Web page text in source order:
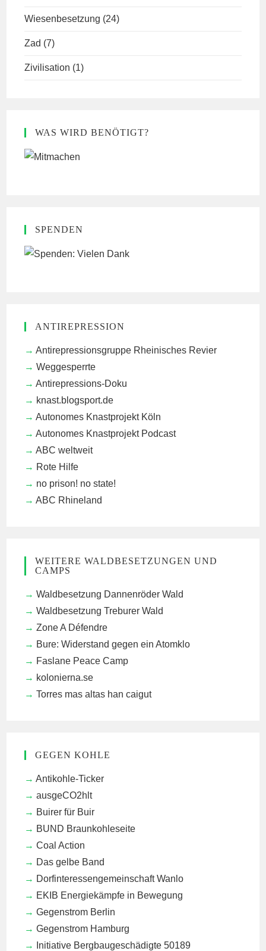
Wiesenbesetzung (24)
Zad (7)
Zivilisation (1)
WAS WIRD BENÖTIGT?
SPENDEN
ANTIREPRESSION
Antirepressionsgruppe Rheinisches Revier
Weggesperrte
Antirepressions-Doku
knast.blogsport.de
Autonomes Knastprojekt Köln
Autonomes Knastprojekt Podcast
ABC weltweit
Rote Hilfe
no prison! no state!
ABC Rhineland
WEITERE WALDBESETZUNGEN UND
CAMPS
Waldbesetzung Dannenröder Wald
Waldbesetzung Treburer Wald
Zone A Défendre
Bure: Widerstand gegen ein Atomklo
Faslane Peace Camp
kolonierna.se
Torres mas altas han caigut
GEGEN KOHLE
Antikohle-Ticker
ausgeCO2hlt
Buirer für Buir
BUND Braunkohleseite
Coal Action
Das gelbe Band
Dorfinteressengemeinschaft Wanlo
EKIB Energiekämpfe in Bewegung
Gegenstrom Berlin
Gegenstrom Hamburg
Initiative Bergbaugeschädigte 50189